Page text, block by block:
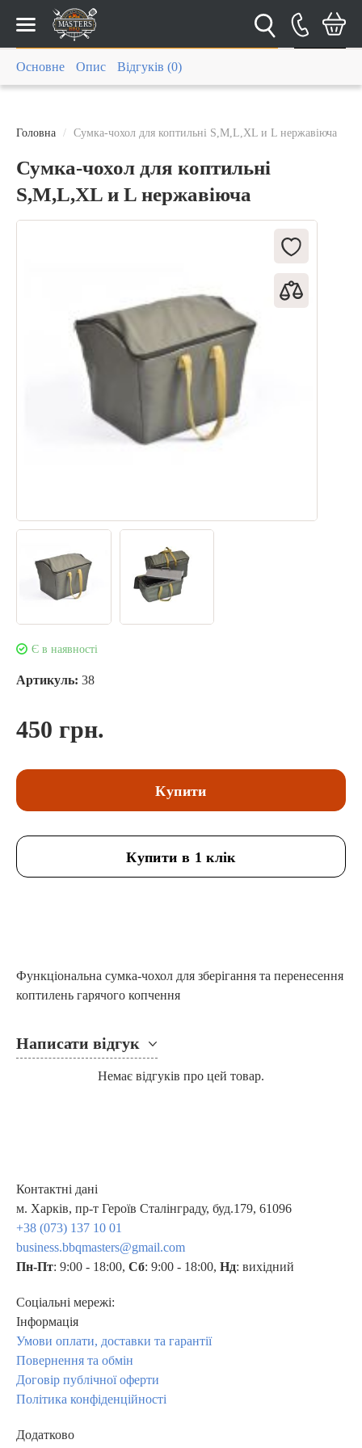
Каталог
Головна Сумка-чохол для коптильні S,M,L,XL и L нержавіюча
Сумка-чохол для коптильні
S,M,L,XL и L нержавіюча
Є в наявності
Артикуль: 38
450 грн.
Купити
Купити в 1 клік
Основне Опис Відгуків (0)
Функціональна сумка-чохол для зберігання та перенесення
коптилень гарячого копчення
Написати відгук
Немає відгуків про цей товар.
Контактні дані
м. Харків, пр-т Героїв Сталінграду, буд.179, 61096
+38 (073) 137 10 01
business.bbqmasters@gmail.com
Пн-Пт: 9:00 - 18:00, Сб: 9:00 - 18:00, Нд: вихідний
Соціальні мережі:
Інформація
Умови оплати, доставки та гарантії
Повернення та обмін
Договір публічної оферти
Політика конфіденційності
Додатково